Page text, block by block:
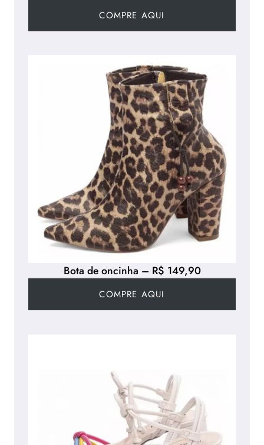
COMPRE AQUI
Bota de oncinha – R$ 149,90
COMPRE AQUI